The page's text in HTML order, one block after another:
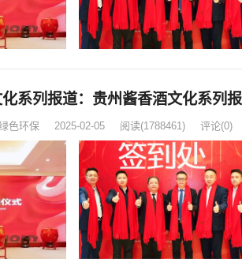
系列报道：贵州酱香酒文化系列
色环保 2025-02-05 阅读(1788461) 评论(0)